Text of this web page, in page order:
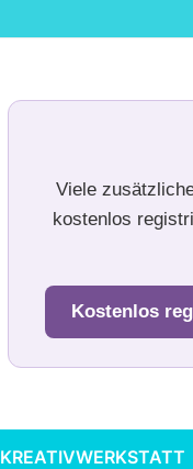
Viele
kostenlos
Kostenlos
KREATIVWERKSTATT